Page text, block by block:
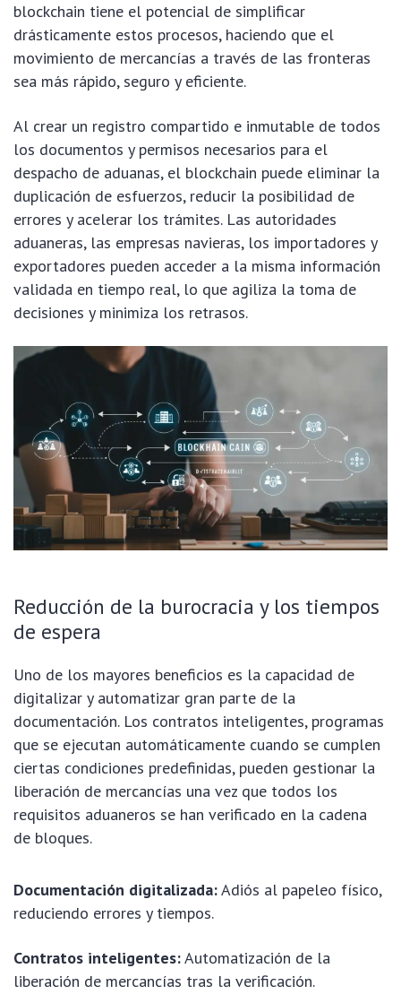
blockchain tiene el potencial de simplificar
drásticamente estos procesos, haciendo que el
movimiento de mercancías a través de las fronteras
sea más rápido, seguro y eficiente.
Al crear un registro compartido e inmutable de todos
los documentos y permisos necesarios para el
despacho de aduanas, el blockchain puede eliminar la
duplicación de esfuerzos, reducir la posibilidad de
errores y acelerar los trámites. Las autoridades
aduaneras, las empresas navieras, los importadores y
exportadores pueden acceder a la misma información
validada en tiempo real, lo que agiliza la toma de
decisiones y minimiza los retrasos.
Reducción de la burocracia y los tiempos
de espera
Uno de los mayores beneficios es la capacidad de
digitalizar y automatizar gran parte de la
documentación. Los contratos inteligentes, programas
que se ejecutan automáticamente cuando se cumplen
ciertas condiciones predefinidas, pueden gestionar la
liberación de mercancías una vez que todos los
requisitos aduaneros se han verificado en la cadena
de bloques.
Documentación digitalizada:Adiós al papeleo físico,
reduciendo errores y tiempos.
Contratos inteligentes:Automatización de la
liberación de mercancías tras la verificación.